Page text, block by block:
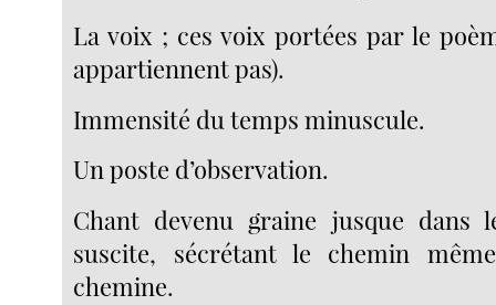
La voix ; ces voix portées par le
appartiennent pas).
Immensité du temps minuscule.
Un poste d’observation.
Chant devenu graine jusque dans
suscite, sécrétant le chemin
chemine.